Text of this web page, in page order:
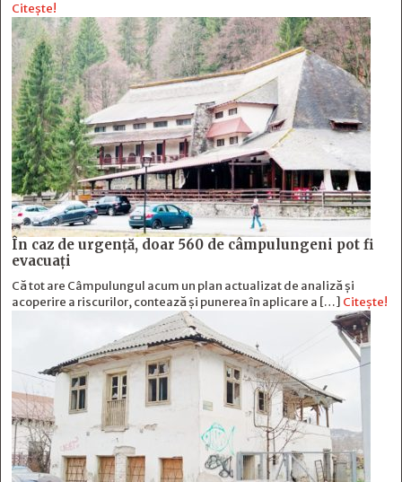
Citește!
În caz de urgență, doar 560 de câmpulungeni pot fi
evacuați
Că tot are Câmpulungul acum un plan actualizat de analiză și
acoperire a riscurilor, contează și punerea în aplicare a […] Citește!